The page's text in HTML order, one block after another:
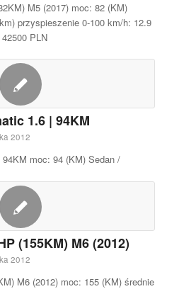
M5 (2017) moc: 82 (KM)
przyspieszenie 0-100 km/h: 12.9
PLN
1.6 | 94KM
2012
moc: 94 (KM) Sedan /
(155KM) M6 (2012)
2012
M6 (2012) moc: 155 (KM) średnie